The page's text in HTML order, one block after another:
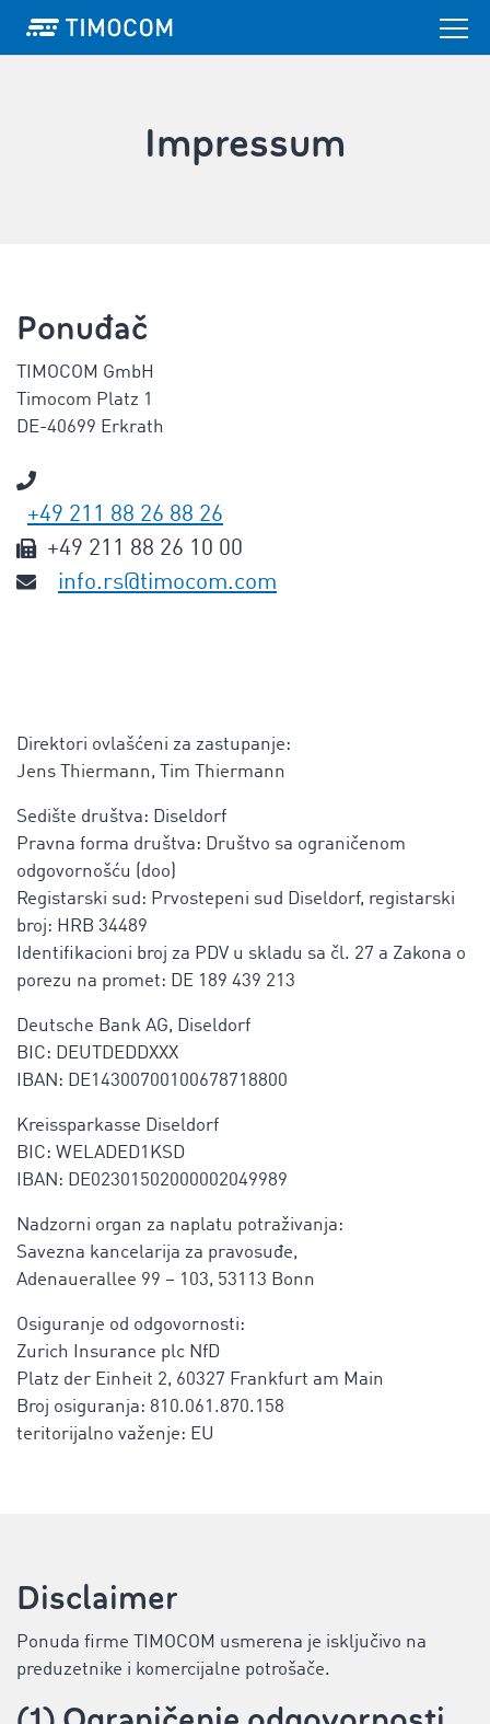
Impressum
Ponuđač
TIMOCOM GmbH
Timocom Platz 1
DE-40699 Erkrath
+49 211 88 26 88 26
+49 211 88 26 10 00
info.rs@timocom.com
Direktori ovlašćeni za zastupanje:
Jens Thiermann, Tim Thiermann
Sedište društva: Diseldorf
Pravna forma društva: Društvo sa ograničenom
odgovornošću (doo)
Registarski sud: Prvostepeni sud Diseldorf, registarski
broj: HRB 34489
Identifikacioni broj za PDV u skladu sa čl. 27 a Zakona o
porezu na promet: DE 189 439 213
Deutsche Bank AG, Diseldorf
BIC: DEUTDEDDXXX
IBAN: DE14300700100678718800
Kreissparkasse Diseldorf
BIC: WELADED1KSD
IBAN: DE02301502000002049989
Nadzorni organ za naplatu potraživanja:
Savezna kancelarija za pravosuđe,
Adenauerallee 99 – 103, 53113 Bonn
Osiguranje od odgovornosti:
Zurich Insurance plc NfD
Platz der Einheit 2, 60327 Frankfurt am Main
Broj osiguranja: 810.061.870.158
teritorijalno važenje: EU
Disclaimer
Ponuda firme TIMOCOM usmerena je isključivo na
preduzetnike i komercijalne potrošače.